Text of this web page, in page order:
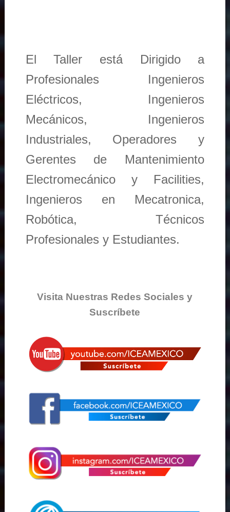
El Taller está Dirigido a
Profesionales Ingenieros
Eléctricos, Ingenieros
Mecánicos, Ingenieros
Industriales, Operadores y
Gerentes de Mantenimiento
Electromecánico y Facilities,
Ingenieros en Mecatronica,
Robótica, Técnicos
Profesionales y Estudiantes.
Visita Nuestras Redes Sociales y
Suscríbete